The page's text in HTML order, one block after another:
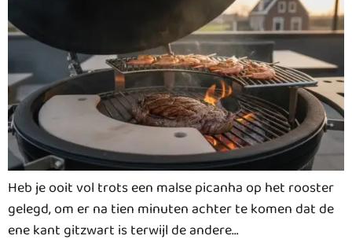
Heb je ooit vol trots een malse picanha op het rooster
gelegd, om er na tien minuten achter te komen dat de
ene kant gitzwart is terwijl de andere…